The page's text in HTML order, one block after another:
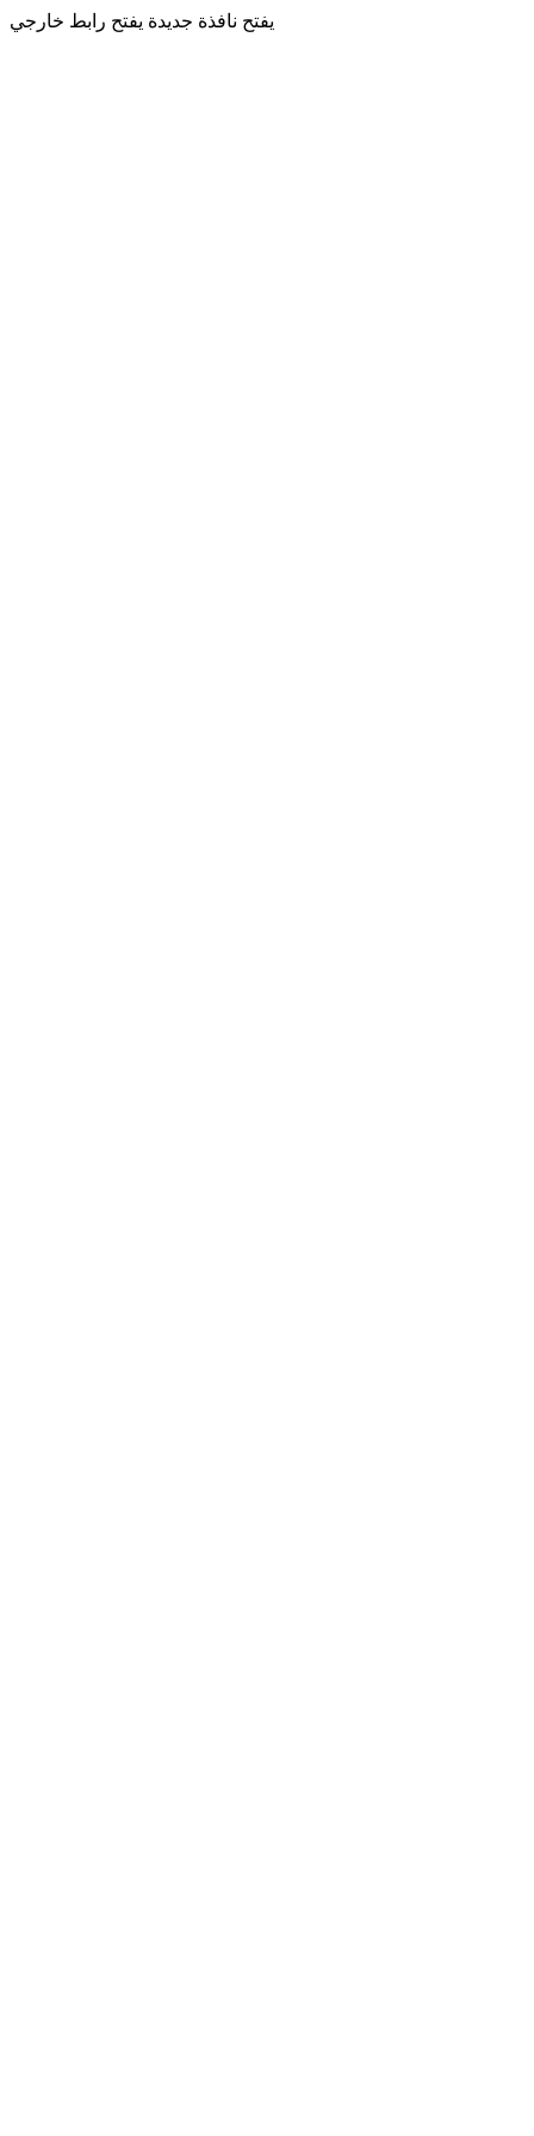
يفتح نافذة جديدة يفتح رابط خارجي